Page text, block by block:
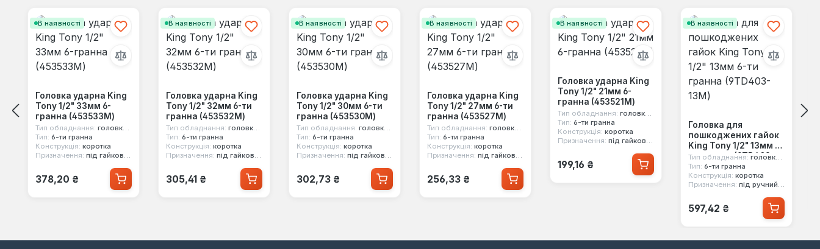
В наявності
Головка ударна King
Tony 1/2" 33мм 6-
гранна (453533M)
Тип обладнання: головка ударна
Тип: 6-ти гранна
Конструкція: коротка
Призначення: під гайковерт
Звичайна ціна:
378,20 ₴
В наявності
Головка ударна King
Tony 1/2" 32мм 6-ти
гранна (453532M)
Тип обладнання: головка ударна
Тип: 6-ти гранна
Конструкція: коротка
Призначення: під гайковерт
Звичайна ціна:
305,41 ₴
В наявності
Головка ударна King
Tony 1/2" 30мм 6-ти
гранна (453530M)
Тип обладнання: головка ударна
Тип: 6-ти гранна
Конструкція: коротка
Призначення: під гайковерт
Звичайна ціна:
302,73 ₴
В наявності
Головка ударна King
Tony 1/2" 27мм 6-ти
гранна (453527M)
Тип обладнання: головка ударна
Тип: 6-ти гранна
Конструкція: коротка
Призначення: під гайковерт
Звичайна ціна:
256,33 ₴
В наявності
Головка ударна King
Tony 1/2" 21мм 6-
гранна (453521M)
Тип обладнання: головка ударна
Тип: 6-ти гранна
Конструкція: коротка
Призначення: під гайковерт
Звичайна ціна:
199,16 ₴
В наявності
Головка для
пошкоджених гайок
King Tony 1/2" 13мм 6-
ти гранна (9TD403-
13M)
Тип обладнання: головка для пошкоджених гайок
Тип: 6-ти гранна
Конструкція: коротка
Призначення: під ручний інструмент
Звичайна ціна:
597,42 ₴